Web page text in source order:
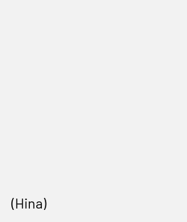
(Hina)